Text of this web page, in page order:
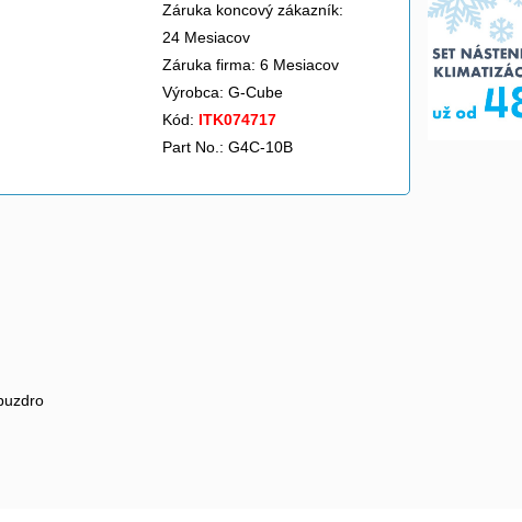
Záruka koncový zákazník:
24 Mesiacov
Záruka firma: 6 Mesiacov
Výrobca: G-Cube
Kód: ITK074717
Part No.: G4C-10B